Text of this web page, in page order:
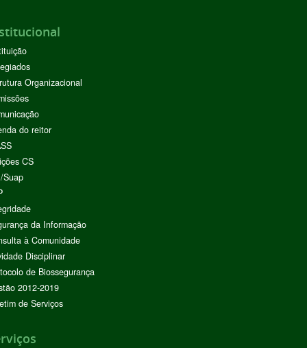
Organizacional
do reitor
CS
Suap
da Informação
à Comunidade
Disciplinar
de Biossegurança
2012-2019
de Serviços